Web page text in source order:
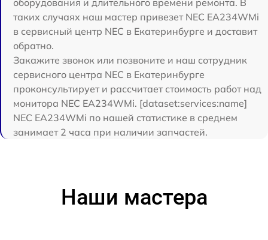
таких случаях наш мастер привезет NEC EA234WMi
в сервисный центр NEC в Екатеринбурге и доставит
обратно.
Закажите звонок или позвоните и наш сотрудник
сервисного центра NEC в Екатеринбурге
проконсультирует и рассчитает стоимость работ над
монитора NEC EA234WMi. [dataset:services:name]
NEC EA234WMi по нашей статистике в среднем
занимает 2 часа при наличии запчастей.
Наши мастера